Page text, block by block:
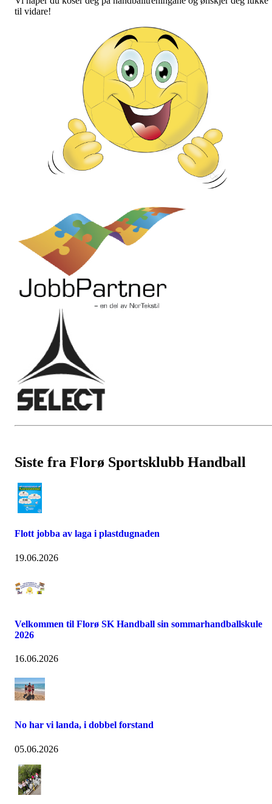
til vidare!
Siste fra Florø Sportsklubb Handball
Flott jobba av laga i plastdugnaden
19.06.2026
Velkommen til Florø SK Handball sin sommarhandballskule
2026
16.06.2026
No har vi landa, i dobbel forstand
05.06.2026